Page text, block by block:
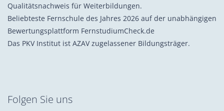
Qualitätsnachweis für Weiterbildungen.
Beliebteste Fernschule des Jahres 2026 auf der unabhängigen
Bewertungsplattform FernstudiumCheck.de
Das PKV Institut ist AZAV zugelassener Bildungsträger.
Folgen Sie uns